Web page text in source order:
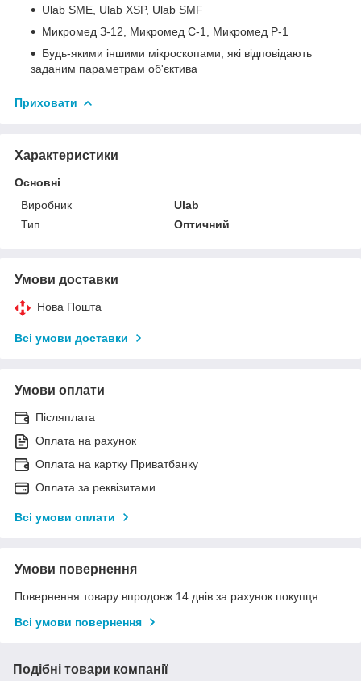
Ulab SME, Ulab XSP, Ulab SMF
Микромед З-12, Микромед С-1, Микромед Р-1
Будь-якими іншими мікроскопами, які відповідають
заданим параметрам об'єктива
Приховати
Характеристики
Основні
Виробник
Ulab
Тип
Оптичний
Умови доставки
Нова Пошта
Всі умови доставки
Умови оплати
Післяплата
Оплата на рахунок
Оплата на картку Приватбанку
Оплата за реквізитами
Всі умови оплати
Умови повернення
Повернення товару впродовж 14 днів за рахунок покупця
Всі умови повернення
Подібні товари компанії